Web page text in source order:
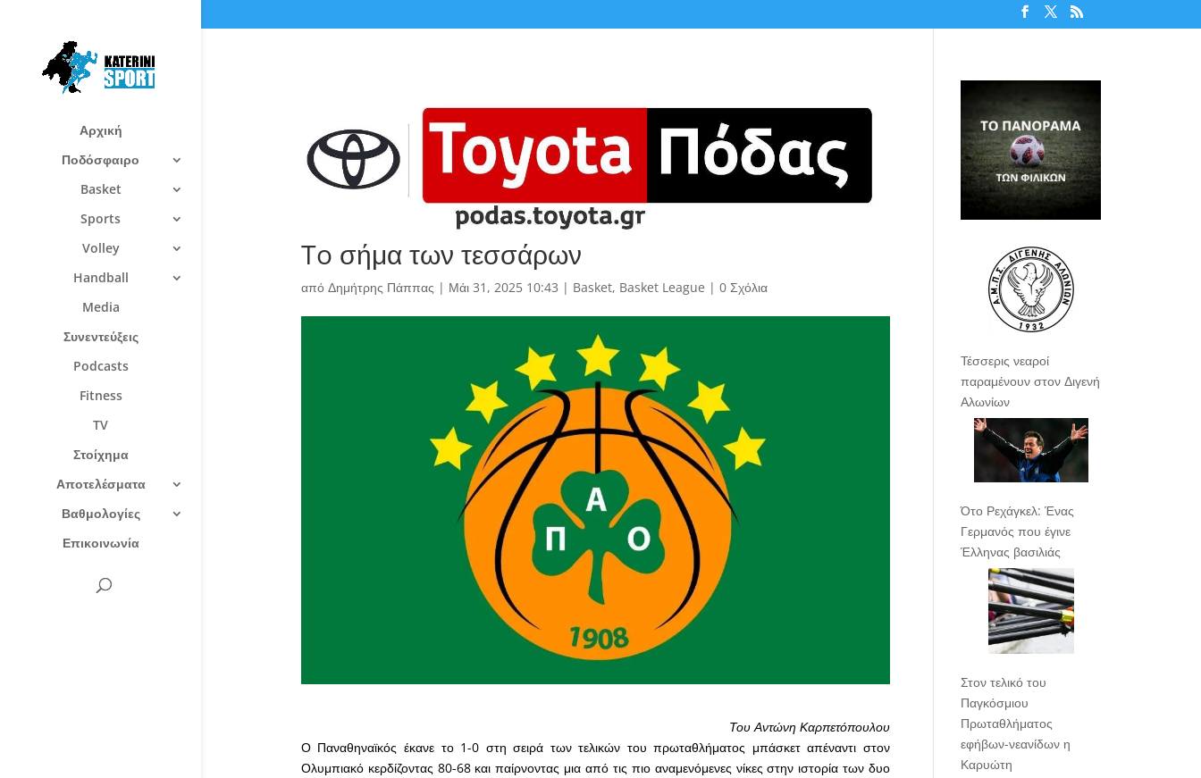
Αρχική
Ποδόσφαιρο
Basket
Sports
Volley
Handball
Media
Συνεντεύξεις
Podcasts
Fitness
TV
Στοίχημα
Αποτελέσματα
Βαθμολογίες
Επικοινωνία
To σήμα των τεσσάρων
από Δημήτρης Πάππας | Μάι 31, 2025 10:43 | Basket, Basket League | 0 Σχόλια
Του Αντώνη Καρπετόπουλου
Ο Παναθηναϊκός έκανε το 1-0 στη σειρά των τελικών του πρωταθλήματος μπάσκετ απέναντι στον
Ολυμπιακό κερδίζοντας 80-68 και παίρνοντας μια από τις πιο αναμενόμενες νίκες στην ιστορία των δυο
Τέσσερις νεαροί
παραμένουν στον Διγενή
Αλωνίων
Ότο Ρεχάγκελ: Ένας
Γερμανός που έγινε
Έλληνας βασιλιάς
Στον τελικό του
Παγκόσμιου
Πρωταθλήματος
εφήβων-νεανίδων η
Καρυώτη